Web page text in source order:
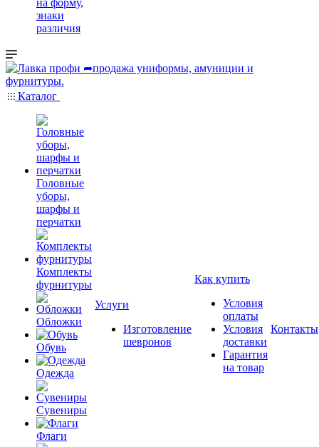
на форму,
знаки
различия
Каталог
Головные
уборы,
шарфы и
перчатки
Комплекты
фурнитуры
Обложки
Обувь
Одежда
Сувениры
Флаги
Услуги
Изготовление
шевронов
Как купить
Условия
оплаты
Условия
доставки
Гарантия
на товар
Контакты